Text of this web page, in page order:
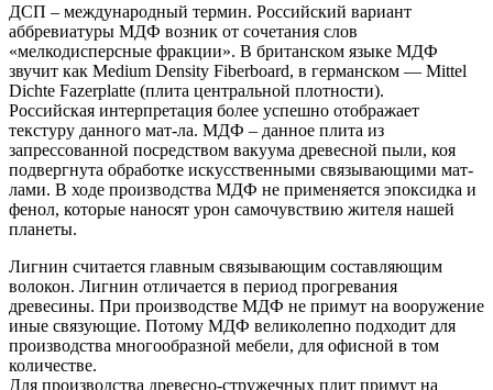
ДСП – международный термин. Российский вариант
аббревиатуры МДФ возник от сочетания слов
«мелкодисперсные фракции». В британском языке МДФ
звучит как Medium Density Fiberboard, в германском — Mittel
Dichte Fazerplatte (плита центральной плотности).
Российская интерпретация более успешно отображает
текстуру данного мат-ла. МДФ – данное плита из
запрессованной посредством вакуума древесной пыли, коя
подвергнута обработке искусственными связывающими мат-
лами. В ходе производства МДФ не применяется эпоксидка и
фенол, которые наносят урон самочувствию жителя нашей
планеты.
Лигнин считается главным связывающим составляющим
волокон. Лигнин отличается в период прогревания
древесины. При производстве МДФ не примут на вооружение
иные связующие. Потому МДФ великолепно подходит для
производства многообразной мебели, для офисной в том
количестве.
Для производства древесно-стружечных плит примут на